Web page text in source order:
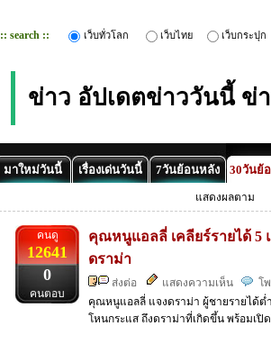
:: search :: เว็บทั่วโลก เว็บไทย เว็บกระปุก
ข่าว อัปเดตข่าววันนี้ ข่
มาใหม่วันนี้ เรื่องเด่นวันนี้ 7วันย้อนหลัง 30วันย้
แสดงผลตาม
คนดู
12641
0
คนตอบ
คุณหนูแอลลี่ เคลียร์รายได้ 5
ดราม่า
ส่งต่อ แสดงความเห็น
โ
คุณหนูแอลลี่ แจงดราม่า ผู้ชายรายได้ต่
โหนกระแส ถึงดราม่าที่เกิดขึ้น พร้อมเปิด